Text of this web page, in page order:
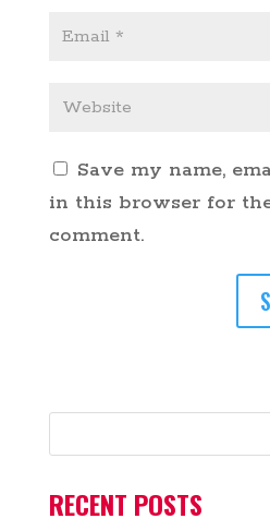
Save my name,
in this browser for
comment.
RECENT POSTS